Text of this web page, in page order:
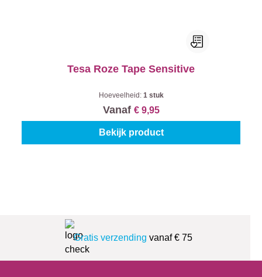
Tesa Roze Tape Sensitive
Hoeveelheid: 1 stuk
Vanaf € 9,95
Bekijk product
Gratis verzending vanaf € 75